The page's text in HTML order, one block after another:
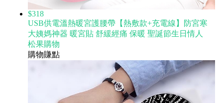
$318
USB供電溫熱暖宮護腰帶【熱敷款+充電線】防宮寒
大姨媽神器 暖宮貼 舒緩經痛 保暖 聖誕節生日情人
松果購物
購物賺點